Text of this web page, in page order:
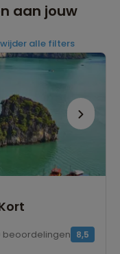
aan jouw
alle filters
8,5
beoordelingen